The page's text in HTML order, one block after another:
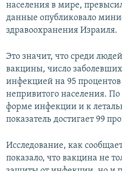
населения в мире,
данные опубликовало
здравоохранения Израиля.
Это значит, что среди
вакцины, число
инфекцией на 95
непривитого населения.
форме инфекции и к
показатель достигает 99
Исследование, как
показало, что вакцина не